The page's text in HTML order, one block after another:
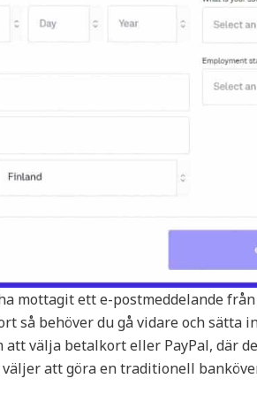
mottagit ett e-postmeddelande
så behöver du gå vidare och sätta
att välja betalkort eller PayPal, där
att göra en traditionell